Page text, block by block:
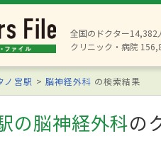
全国のドクター14,382
クリニック・病院
ノ宮駅 脳神経外科 の検索結果
の脳神経外科の